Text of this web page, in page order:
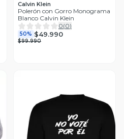
Calvin Klein
Polerón con Gorro Monograma
Blanco Calvin Klein
0(0)
50% $49.990
$99.990